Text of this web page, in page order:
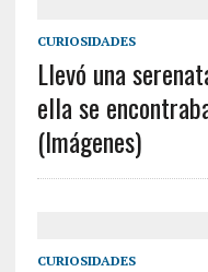
CURIOSIDADES
Llevó una
ella se
(Imágenes)
CURIOSIDADES